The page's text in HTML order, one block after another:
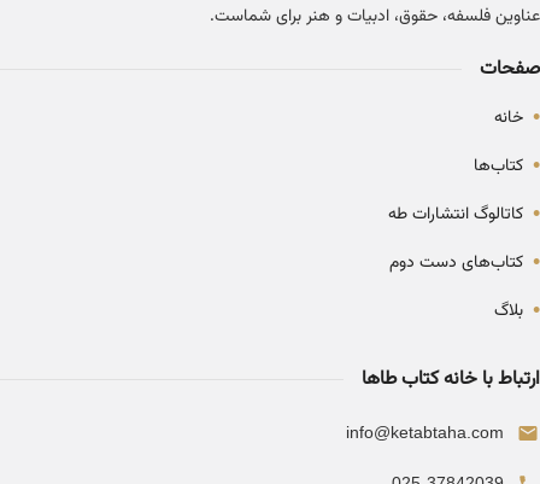
عناوین فلسفه، حقوق، ادبیات و هنر برای شماست.
صفحات
• خانه
• کتاب‌ها
• کاتالوگ انتشارات طه
• کتاب‌های دست دوم
• بلاگ
ارتباط با خانه کتاب طاها
info@ketabtaha.com